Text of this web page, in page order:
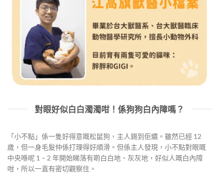
對眼好似白白濁濁咁！係狗狗白內障嗎？
「小不點」係一隻好得意嘅松鼠狗，主人錫到佢燶。雖然已經 12
歲，但一身毛髮仲係打理得好順滑。但係主人發現，小不點對眼嘅
中央喺呢 1 – 2 年開始睇落有啲白白地、灰灰地，好似人嘅白內障
咁，所以一直有密切觀察住。